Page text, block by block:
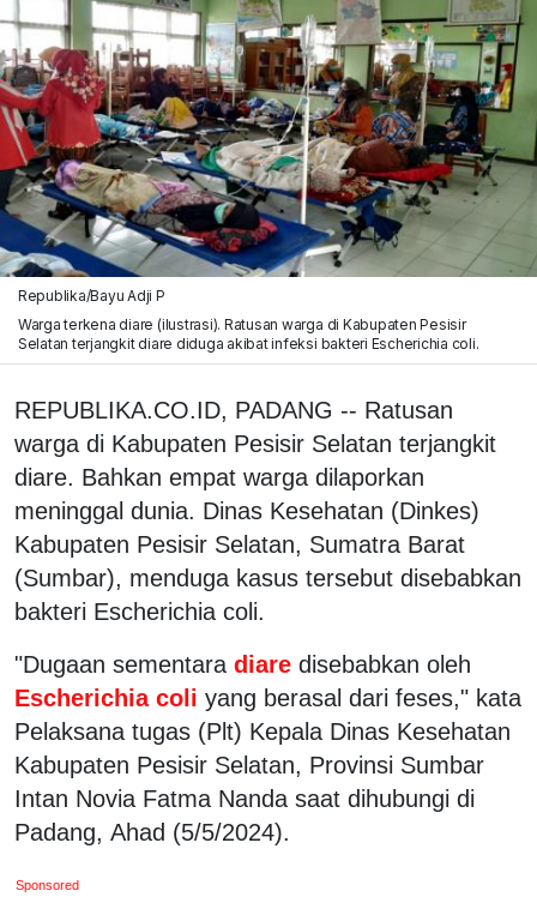
Republika/Bayu Adji P
Warga terkena diare (ilustrasi). Ratusan warga di Kabupaten Pesisir
Selatan terjangkit diare diduga akibat infeksi bakteri Escherichia coli.
REPUBLIKA.CO.ID, PADANG -- Ratusan
warga di Kabupaten Pesisir Selatan terjangkit
diare. Bahkan empat warga dilaporkan
meninggal dunia. Dinas Kesehatan (Dinkes)
Kabupaten Pesisir Selatan, Sumatra Barat
(Sumbar), menduga kasus tersebut disebabkan
bakteri Escherichia coli.
"Dugaan sementara diare disebabkan oleh
Escherichia coli yang berasal dari feses," kata
Pelaksana tugas (Plt) Kepala Dinas Kesehatan
Kabupaten Pesisir Selatan, Provinsi Sumbar
Intan Novia Fatma Nanda saat dihubungi di
Padang, Ahad (5/5/2024).
Sponsored